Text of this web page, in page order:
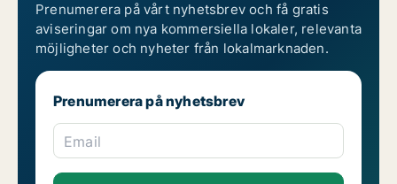
Prenumerera på vårt nyhetsbrev och få gratis
aviseringar om nya kommersiella lokaler, relevanta
möjligheter och nyheter från lokalmarknaden.
Prenumerera på nyhetsbrev
Email